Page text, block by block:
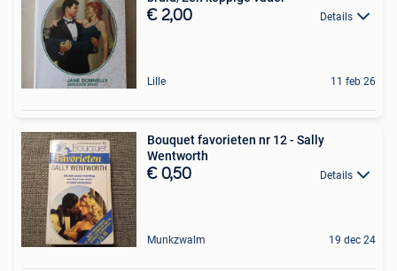
€ 2,00 Details
Lille 11 feb 26
Bouquet favorieten nr 12 - Sally
Wentworth
€ 0,50 Details
Munkzwalm 19 dec 24